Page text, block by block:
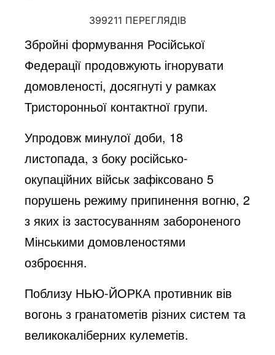
399211 ПЕРЕГЛЯДІВ
Збройні формування Російської
Федерації продовжують ігнорувати
домовленості, досягнуті у рамках
Тристоронньої контактної групи.
Упродовж минулої доби, 18
листопада, з боку російсько-
окупаційних військ зафіксовано 5
порушень режиму припинення вогню, 2
з яких із застосуванням забороненого
Мінськими домовленостями
озброєння.
Поблизу НЬЮ-ЙОРКА противник вів
вогонь з гранатометів різних систем та
великокаліберних кулеметів.